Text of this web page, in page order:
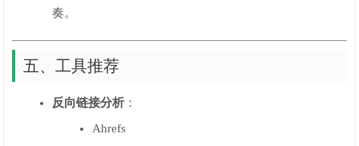
奏。
五、工具推荐
反向链接分析 ：
Ahrefs